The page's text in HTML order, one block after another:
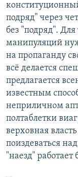
подряд" через
без "подряд".
манипуляций
на пропаганду
всё делается
предлагается
известным
неприличном
полтаблетки
верховная
поиздеваться
"наезд" работает